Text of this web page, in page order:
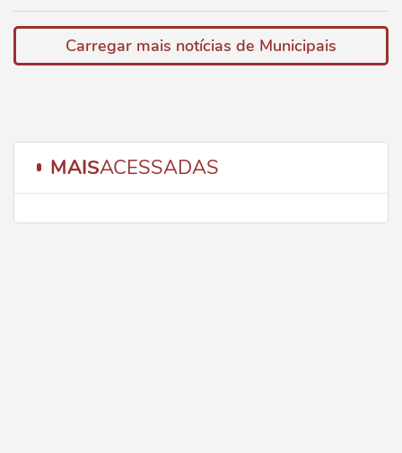
Carregar mais notícias de Municipais
MAISACESSADAS